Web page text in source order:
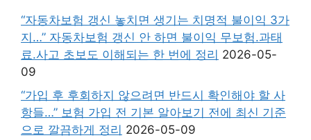
“자동차보험 갱신 놓치면 생기는 치명적 불이익 3가
지…” 자동차보험 갱신 안 하면 불이익 무보험.과태
료.사고 초보도 이해되는 한 번에 정리 2026-05-
09
“가입 후 후회하지 않으려면 반드시 확인해야 할 사
항들…” 보험 가입 전 기본 알아보기 전에 최신 기준
으로 깔끔하게 정리 2026-05-09